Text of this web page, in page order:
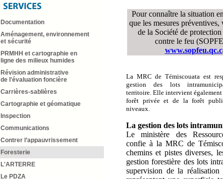
Documentation
Aménagement, environnement
et sécurité
PRMHH et cartographie en
ligne des milieux humides
Révision administrative
de l'évaluation foncière
Carrières-sablières
Cartographie et géomatique
Inspection
Communications
Contrer l’appauvrissement
Foresterie
L'ARTERRE
Le PDZA
Pour connaître la situation
que les mesures préventives,
de la Société de protection
contre le feu
www.sopfeu.qc.c
La MRC de Témiscouata est
gestion des lots
territoire. Elle intervient également
forêt privée et de la forêt
niveaux.
La gestion des lots
Le ministère des
confie à la MRC de
chemins et pistes diverses,
gestion forestière des lots
supervision de la